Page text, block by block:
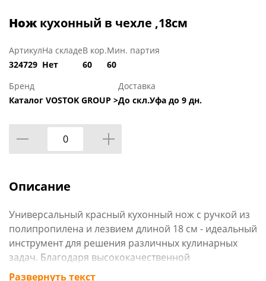
Нож кухонный в чехле ,18см
Артикул
324729
На складе
Нет
В кор.
60
Мин. партия
60
Бренд
Каталог VOSTOK GROUP >
Доставка
До скл.Уфа до 9 дн.
Описание
Универсальный красный кухонный нож с ручкой из
полипропилена и лезвием длиной 18 см - идеальный
инструмент для решения различных кулинарных
задач. Благодаря высококачественной
нержавеющей стали, из которой изготовлено
Развернуть текст